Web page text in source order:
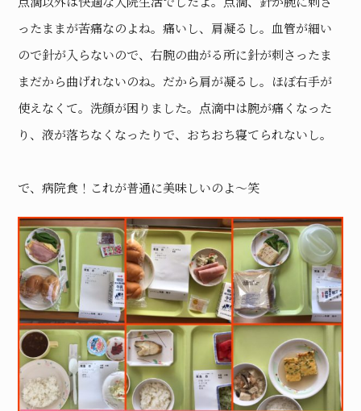
ったままが苦痛なのよね。痛いし、肩凝るし。血管が細い
ので針が入らないので、右腕の曲がる所に針が刺さったま
まだから曲げれないのね。だから肩が凝るし。ほぼ右手が
使えなくて。洗顔が困りました。点滴中は腕が痛くなった
り、液が落ちなくなったりで、おちおち寝てられないし。
で、病院食！これが普通に美味しいのよ〜笑